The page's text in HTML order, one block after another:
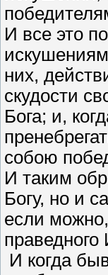
И все это
них,
скудости
Бога; и,
собою
И таким
Богу, но и
если
праведного
И когда